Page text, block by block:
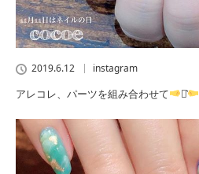
2019.6.12 instagram
アレコレ、パーツを組み合わせて ⋆͛